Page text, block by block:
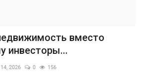
вместо
инвесторы...
2026 0 156